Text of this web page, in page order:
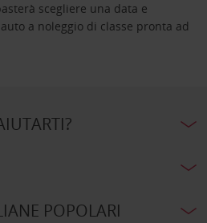
scegliere una data e
a noleggio di classe pronta ad
POPOLARI